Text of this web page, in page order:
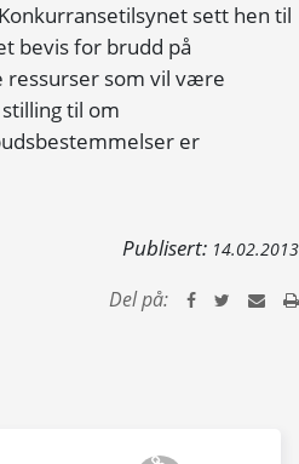
sett hen til
bevis for brudd på
ressurser som vil være
til om
er
Publisert: 14.02.2013
Del på: